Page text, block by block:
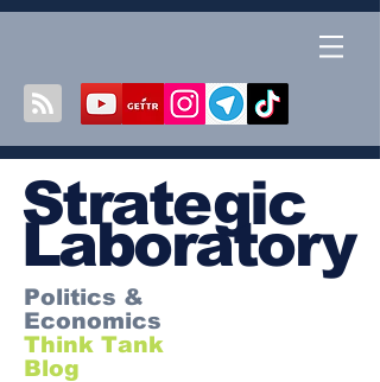
Strategic
Laboratory
Politics &
Economics
Think Tank
Blog